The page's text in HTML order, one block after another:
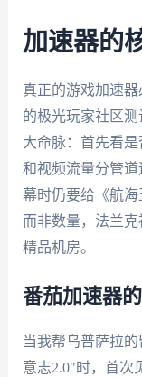
加速器的
真正的游戏加速
的极光玩家社区
大命脉：首先看
和视频流量分管
幕时仍要给《航
而非数量，法兰
精品机房。
番茄加速器
当我帮乌普萨拉
意志2.0"时，首次